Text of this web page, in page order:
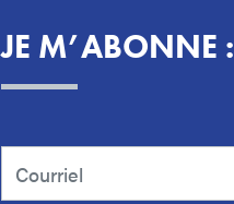
JE M’ABONNE :